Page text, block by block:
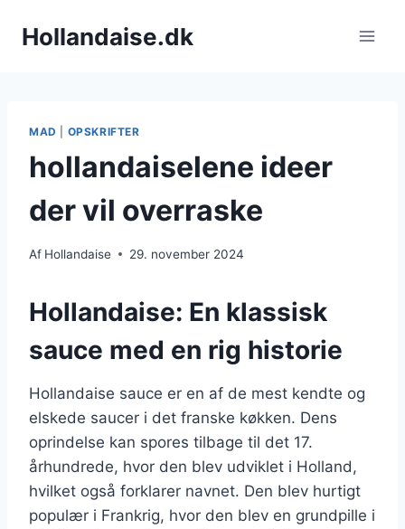
Hollandaise.dk
MAD OPSKRIFTER
hollandaiselene ideer
der vil overraske
Af Hollandaise 29. november 2024
Hollandaise: En klassisk
sauce med en rig historie
Hollandaise sauce er en af de mest kendte og
elskede saucer i det franske køkken. Dens
oprindelse kan spores tilbage til det 17.
århundrede, hvor den blev udviklet i Holland,
hvilket også forklarer navnet. Den blev hurtigt
populær i Frankrig, hvor den blev en grundpille i